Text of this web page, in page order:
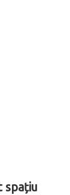
spațiu